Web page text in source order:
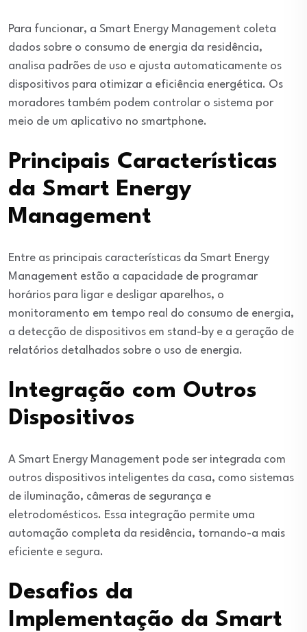
Para funcionar, a Smart Energy Management coleta
dados sobre o consumo de energia da residência,
analisa padrões de uso e ajusta automaticamente os
dispositivos para otimizar a eficiência energética. Os
moradores também podem controlar o sistema por
meio de um aplicativo no smartphone.
Principais Características
da Smart Energy
Management
Entre as principais características da Smart Energy
Management estão a capacidade de programar
horários para ligar e desligar aparelhos, o
monitoramento em tempo real do consumo de energia,
a detecção de dispositivos em stand-by e a geração de
relatórios detalhados sobre o uso de energia.
Integração com Outros
Dispositivos
A Smart Energy Management pode ser integrada com
outros dispositivos inteligentes da casa, como sistemas
de iluminação, câmeras de segurança e
eletrodomésticos. Essa integração permite uma
automação completa da residência, tornando-a mais
eficiente e segura.
Desafios da
Implementação da Smart